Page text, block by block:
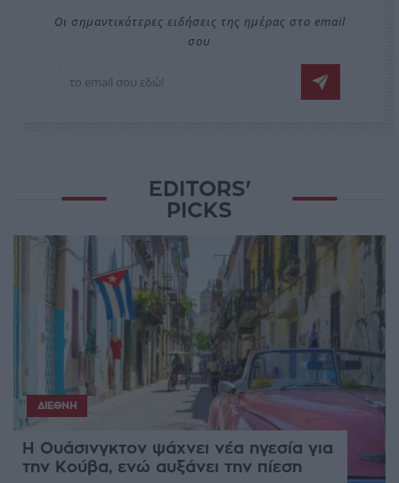
Οι σημαντικότερες ειδήσεις της ημέρας στο email
σου
EDITORS'
PICKS
ΔΙΕΘΝΉ
Η Ουάσινγκτον ψάχνει νέα ηγεσία για
την Κούβα, ενώ αυξάνει την πίεση